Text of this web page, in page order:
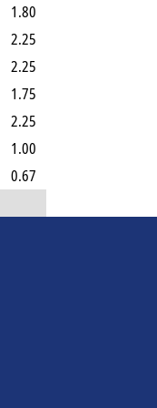
1.80
2.25
2.25
1.75
2.25
1.00
0.67